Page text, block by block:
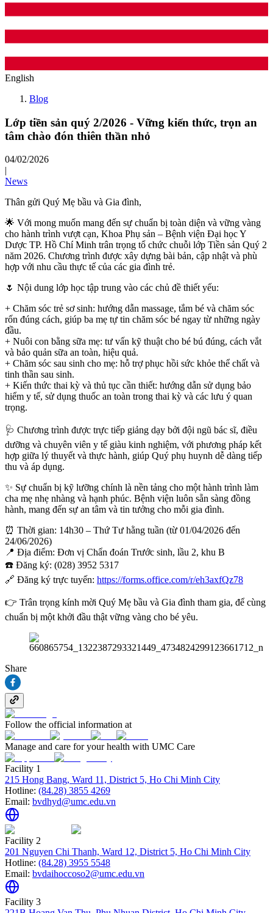
English
Blog
Lớp tiền sản quý 2/2026 - Vững kiến thức, trọn an
tâm chào đón thiên thần nhỏ
04/02/2026
|
News
Thân gửi Quý Mẹ bầu và Gia đình,
🌟 Với mong muốn mang đến sự chuẩn bị toàn diện và vững vàng
cho hành trình vượt cạn, Khoa Phụ sản – Bệnh viện Đại học Y
Dược TP. Hồ Chí Minh trân trọng tổ chức chuỗi lớp Tiền sản Quý 2
năm 2026. Chương trình được xây dựng bài bản, cập nhật và phù
hợp với nhu cầu thực tế của các gia đình trẻ.
🌷 Nội dung lớp học tập trung vào các chủ đề thiết yếu:
+ Chăm sóc trẻ sơ sinh: hướng dẫn massage, tắm bé và chăm sóc
rốn đúng cách, giúp ba mẹ tự tin chăm sóc bé ngay từ những ngày
đầu.
+ Nuôi con bằng sữa mẹ: tư vấn kỹ thuật cho bé bú đúng, cách vắt
và bảo quản sữa an toàn, hiệu quả.
+ Chăm sóc sau sinh cho mẹ: hỗ trợ phục hồi sức khỏe thể chất và
tinh thần sau sinh.
+ Kiến thức thai kỳ và thủ tục cần thiết: hướng dẫn sử dụng bảo
hiểm y tế, sử dụng thuốc an toàn trong thai kỳ và các lưu ý quan
trọng.
🩺 Chương trình được trực tiếp giảng dạy bởi đội ngũ bác sĩ, điều
dưỡng và chuyên viên y tế giàu kinh nghiệm, với phương pháp kết
hợp giữa lý thuyết và thực hành, giúp Quý phụ huynh dễ dàng tiếp
thu và áp dụng.
✨ Sự chuẩn bị kỹ lưỡng chính là nền tảng cho một hành trình làm
cha mẹ nhẹ nhàng và hạnh phúc. Bệnh viện luôn sẵn sàng đồng
hành, mang đến sự an tâm và tin tưởng cho mỗi gia đình.
⏰ Thời gian: 14h30 – Thứ Tư hằng tuần (từ 01/04/2026 đến
24/06/2026)
📍 Địa điểm: Đơn vị Chẩn đoán Trước sinh, lầu 2, khu B
☎️ Đăng ký: (028) 3952 5317
🔗 Đăng ký trực tuyến: https://forms.office.com/r/eh3axfQz78
👉 Trân trọng kính mời Quý Mẹ bầu và Gia đình tham gia, để cùng
chuẩn bị một khởi đầu thật vững vàng cho bé yêu.
Share
Follow the official information at
Manage and care for your health with UMC Care
Facility 1
215 Hong Bang, Ward 11, District 5, Ho Chi Minh City
Hotline: (84.28) 3855 4269
Email: bvdhyd@umc.edu.vn
Facility 2
201 Nguyen Chi Thanh, Ward 12, District 5, Ho Chi Minh City
Hotline: (84.28) 3955 5548
Email: bvdaihoccoso2@umc.edu.vn
Facility 3